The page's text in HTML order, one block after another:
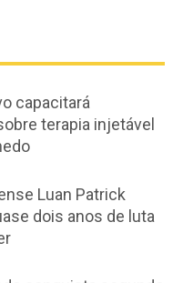
capacitará
terapia injetável
Luan Patrick
dois anos de luta